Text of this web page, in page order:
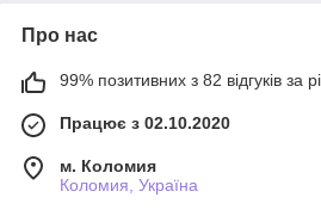
Про нас
99% позитивних з 82 відгуків за
Працює з 02.10.2020
м. Коломия
Коломия, Україна